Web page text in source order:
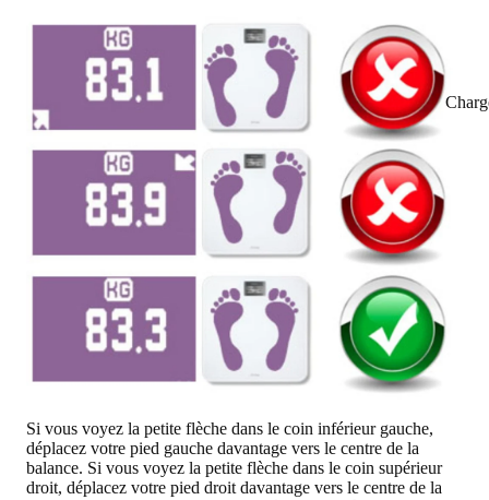
Si vous voyez la petite flèche dans le coin inférieur gauche,
déplacez votre pied gauche davantage vers le centre de la
balance. Si vous voyez la petite flèche dans le coin supérieur
droit, déplacez votre pied droit davantage vers le centre de la